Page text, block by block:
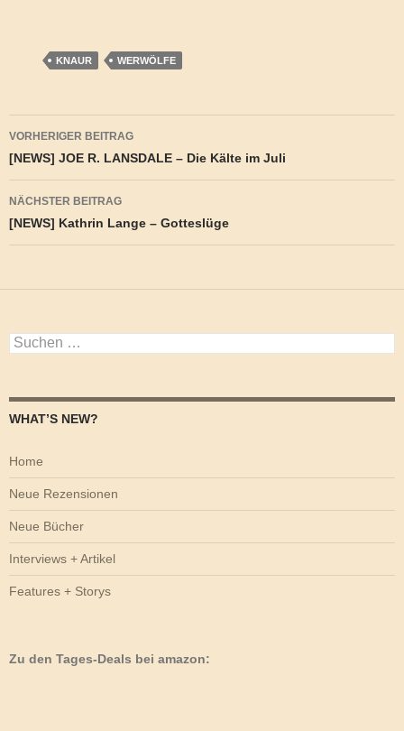
KNAUR WERWÖLFE
Beitragsnavigation
VORHERIGER BEITRAG
[NEWS] JOE R. LANSDALE – Die Kälte im Juli
NÄCHSTER BEITRAG
[NEWS] Kathrin Lange – Gotteslüge
Suchen
nach:
WHAT’S NEW?
Home
Neue Rezensionen
Neue Bücher
Interviews + Artikel
Features + Storys
Zu den Tages-Deals bei amazon: